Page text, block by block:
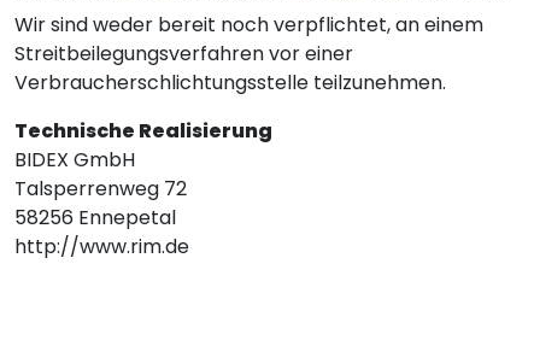
Wir sind weder bereit noch verpflichtet, an einem
Streitbeilegungsverfahren vor einer
Verbraucherschlichtungsstelle teilzunehmen.
Technische Realisierung
BIDEX GmbH
Talsperrenweg 72
58256 Ennepetal
http://www.rim.de